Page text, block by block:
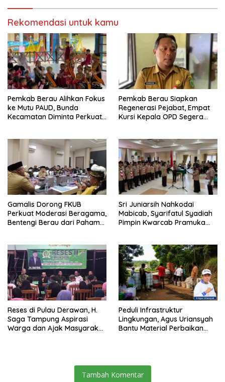
Rekomendasi untuk kamu
Pemkab Berau Alihkan Fokus
ke Mutu PAUD, Bunda
Kecamatan Diminta Perkuat
Pemkab Berau Siapkan
Regenerasi Pejabat, Empat
Kursi Kepala OPD Segera
Gamalis Dorong FKUB
Perkuat Moderasi Beragama,
Bentengi Berau dari Paham
Sri Juniarsih Nahkodai
Mabicab, Syarifatul Syadiah
Pimpin Kwarcab Pramuka
Reses di Pulau Derawan, H.
Saga Tampung Aspirasi
Warga dan Ajak Masyarakat
Peduli Infrastruktur
Lingkungan, Agus Uriansyah
Bantu Material Perbaikan
Tambah Komentar